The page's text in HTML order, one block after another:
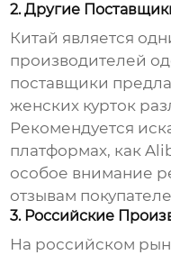
2. Другие
Китай является
производителей
поставщики
женских курток
Рекомендуется
платформах, как
особое внимание
отзывам
3. Российские
На российском